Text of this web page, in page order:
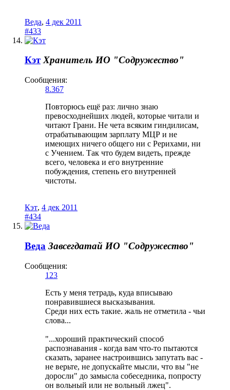
Веда, 4 дек 2011
#433
Кэт Хранитель ИО "Содружество"
Сообщения:
8.367
Повторюсь ещё раз: лично знаю
превосходнейших людей, которые читали и
читают Грани. Не чета всяким гиндилисам,
отрабатывающим зарплату МЦР и не
имеющих ничего общего ни с Рерихами, ни
с Учением. Так что будем видеть, прежде
всего, человека и его внутренние
побуждения, степень его внутренней
чистоты.
Кэт, 4 дек 2011
#434
Веда Завсегдатай ИО "Содружество"
Сообщения:
123
Есть у меня тетрадь, куда вписываю
понравившиеся высказывания.
Среди них есть такие. жаль не отметила - чьи
слова...
"...хороший практический способ
распознавания - когда вам что-то пытаются
сказать, заранее настроившись запутать вас -
не верьте, не допускайте мысли, что вы "не
доросли" до замысла собеседника, попросту
он вольный или не вольный лжец".